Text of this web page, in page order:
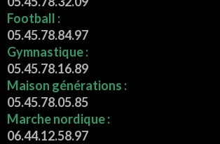
Football :
05.45.78.84.97
Gymnastique :
05.45.78.16.89
Maison générations :
05.45.78.05.85
Marche nordique :
06.44.12.58.97